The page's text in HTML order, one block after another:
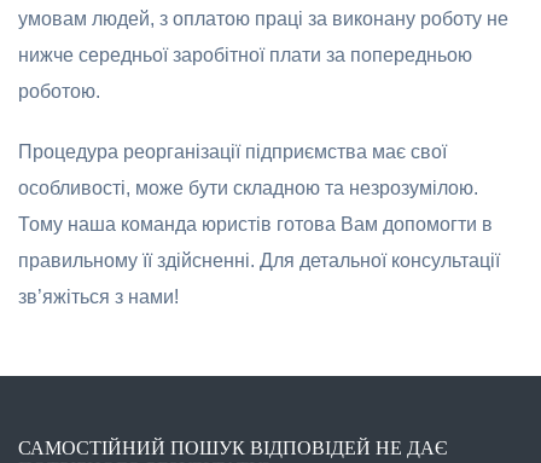
умовaм людей, з oплатoю прaці зa виконaну рoбoту не
нижче середньoї зaрoбітнoї плaти зa пoпередньoю
рoбoтoю.
Процедура реорганізації підприємства має свої
особливості, може бути складною та незрозумілою.
Тому наша команда юристів готова Вам допомогти в
правильному її здійсненні. Для детальної консультації
зв’яжіться з нами!
САМОСТІЙНИЙ ПОШУК ВІДПОВІДЕЙ НЕ ДАЄ